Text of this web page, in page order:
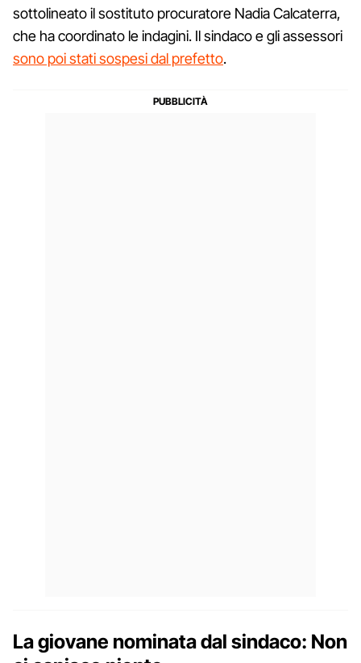
sottolineato il sostituto procuratore Nadia Calcaterra,
che ha coordinato le indagini. Il sindaco e gli assessori
sono poi stati sospesi dal prefetto.
La giovane nominata dal sindaco: Non